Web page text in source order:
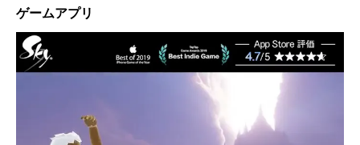
ゲームアプリ